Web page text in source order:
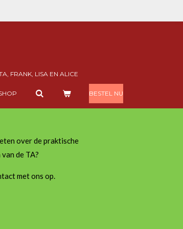
FRANK, LISA EN ALICE
BESTEL NU
over de praktische
de TA?
met ons op.